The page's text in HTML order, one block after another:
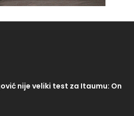
nije veliki test za Itaumu: On